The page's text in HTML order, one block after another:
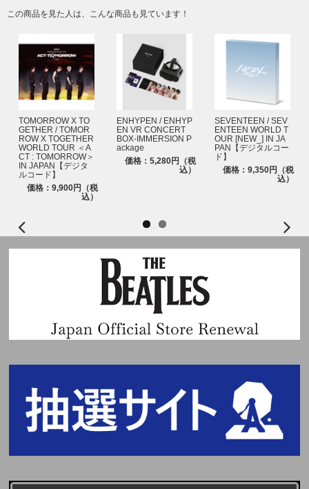
サイズ : 15x150mm｜2枚 1セット
STRING : 200mm
[SEVENTEEN 2025 SEASON'S GREETINGS] 映像コンテンツの視聴につ
いて
封入されているデジタルコードカードを利用して、映像(VOD)をご視聴くだ
さい。
デジタルコードとは、Weverseで高画質のVODを視聴することができるサ
ービスです。カードに記入されているコードを登録・認証して、映像をご視
聴いただけます。
［デジタルコードの利用方法］
- MOBILE
＊QRコード：スマートフォンのカメラでQRコードを読み取り、デジタルコ
に従いデジタルコードを登録後、Weverseアプリからご視聴いただけます。
後、Weverseアプリからご視聴いただけます。
＊Weverse (PC版サイト)にログイン後、「マイアカウント」から「デジタ
ルコードを入力」をクリック。デジタルコードを入力後、ご視聴いただけま
＊デジタルコード登録専用ウェブサイト(m.weverse.io/code/dc)、またはWe
ご視聴いただけます。
※ 映像コンテンツの視聴には、Weverseアカウントが必要です。
※ 1つのアカウントにつきコードは1つのみご登録いただけます。ご登録済
みコードの登録キャンセルや、他のアカウントでのご登録はできませんので
ご注意ください。
※ Weverse Shop／Weverseの会員を退会されると、購入履歴が削除され、
この商品を見た人は、こんな商品も見ています！
TOMORROW X TO
GETHER / TOMOR
ROW X TOGETHER
WORLD TOUR ＜A
CT : TOMORROW＞
IN JAPAN【デジタ
ルコード】
価格：9,900円（税
込）
ENHYPEN / ENHYP
EN VR CONCERT
BOX-IMMERSION P
ackage
価格：5,280円（税
込）
SEVENTEEN / SEV
ENTEEN WORLD T
OUR [NEW_] IN JA
PAN【デジタルコー
ド】
価格：9,350円（税
込）